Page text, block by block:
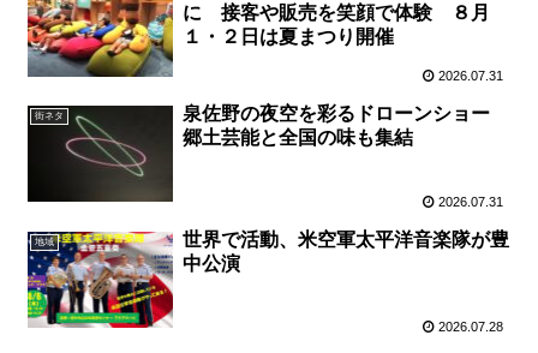
に 接客や販売を笑顔で体験 ８月
１・２日は夏まつり開催
2026.07.31
街ネタ
泉佐野の夜空を彩るドローンショー
郷土芸能と全国の味も集結
2026.07.31
地域
世界で活動、米空軍太平洋音楽隊が豊
中公演
2026.07.28